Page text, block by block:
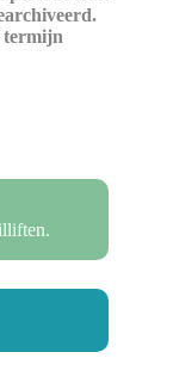
termijn